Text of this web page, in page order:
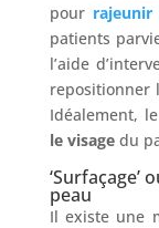
pour rajeunir
patients
l’aide
repositionner
Idéalement,
le visagedu
‘Surfaçage’
peau
Il existe une